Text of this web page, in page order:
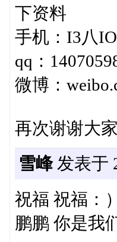
下资料
手机：I3八
qq：
微博：
再次谢谢大
雪峰发表于
祝福 祝福：）
鹏鹏 你是我